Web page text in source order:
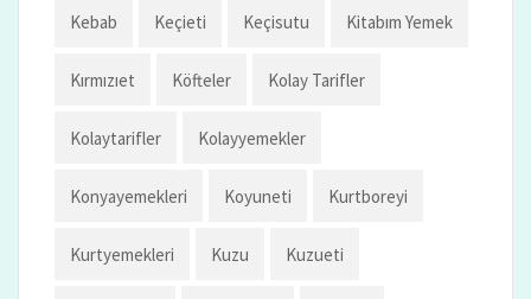
Kebab Keçieti Keçisutu Kitabım Yemek
Kırmızıet Köfteler Kolay Tarifler
Kolaytarifler Kolayyemekler
Konyayemekleri Koyuneti Kurtboreyi
Kurtyemekleri Kuzu Kuzueti